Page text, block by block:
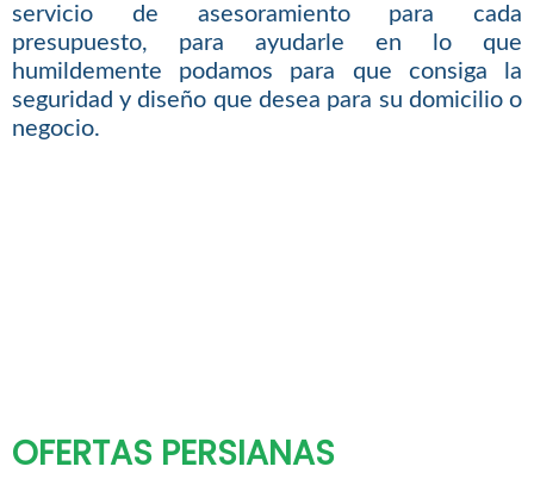
servicio de asesoramiento para cada
presupuesto, para ayudarle en lo que
humildemente podamos para que consiga la
seguridad y diseño que desea para su domicilio o
negocio.
OFERTAS PERSIANAS